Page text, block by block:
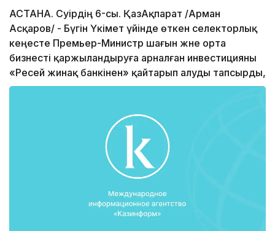
АСТАНА. Сәуірдің 6-сы. ҚазАқпарат /Арман
Асқаров/ - Бүгін Үкімет үйінде өткен селекторлық
кеңесте Премьер-Министр шағын және орта
бизнесті қаржыландыруға арналған инвестицияны
«Ресей жинақ банкінен» қайтарып алуды тапсырды,